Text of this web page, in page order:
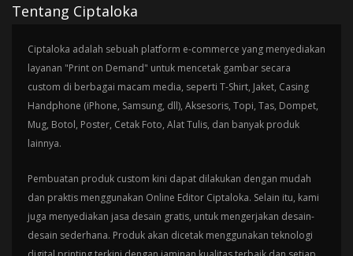
Tentang Ciptaloka
Ciptaloka adalah sebuah platform e-commerce yang menyediakan
layanan "Print on Demand" untuk mencetak gambar secara
custom di berbagai macam media, seperti T-Shirt, Jaket, Casing
Handphone (iPhone, Samsung, dll), Aksesoris, Topi, Tas, Dompet,
Mug, Botol, Poster, Cetak Foto, Alat Tulis, dan banyak produk
lainnya.
Pembuatan produk custom kini dapat dilakukan dengan mudah
dan praktis menggunakan Online Editor Ciptaloka. Selain itu, kami
juga menyediakan jasa desain gratis, untuk mengerjakan desain-
desain sederhana. Produk akan dicetak menggunakan teknologi